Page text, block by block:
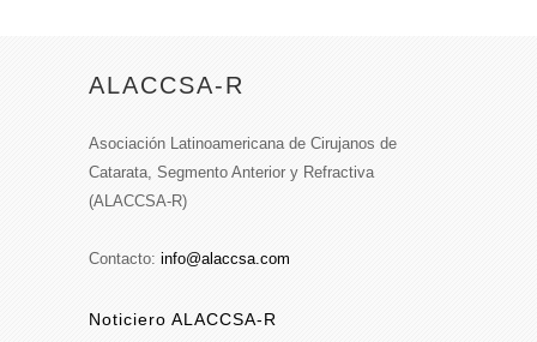
ALACCSA-R
Asociación Latinoamericana de Cirujanos de
Catarata, Segmento Anterior y Refractiva
(ALACCSA-R)
Contacto: info@alaccsa.com
Noticiero ALACCSA-R